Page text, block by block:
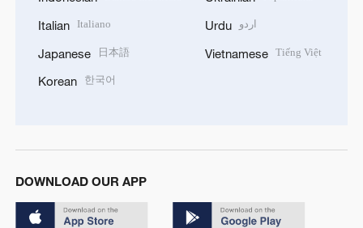
Italian Italiano
Japanese 日本語
Korean 한국어
Urdu اردو
Vietnamese Tiếng Việt
DOWNLOAD OUR APP